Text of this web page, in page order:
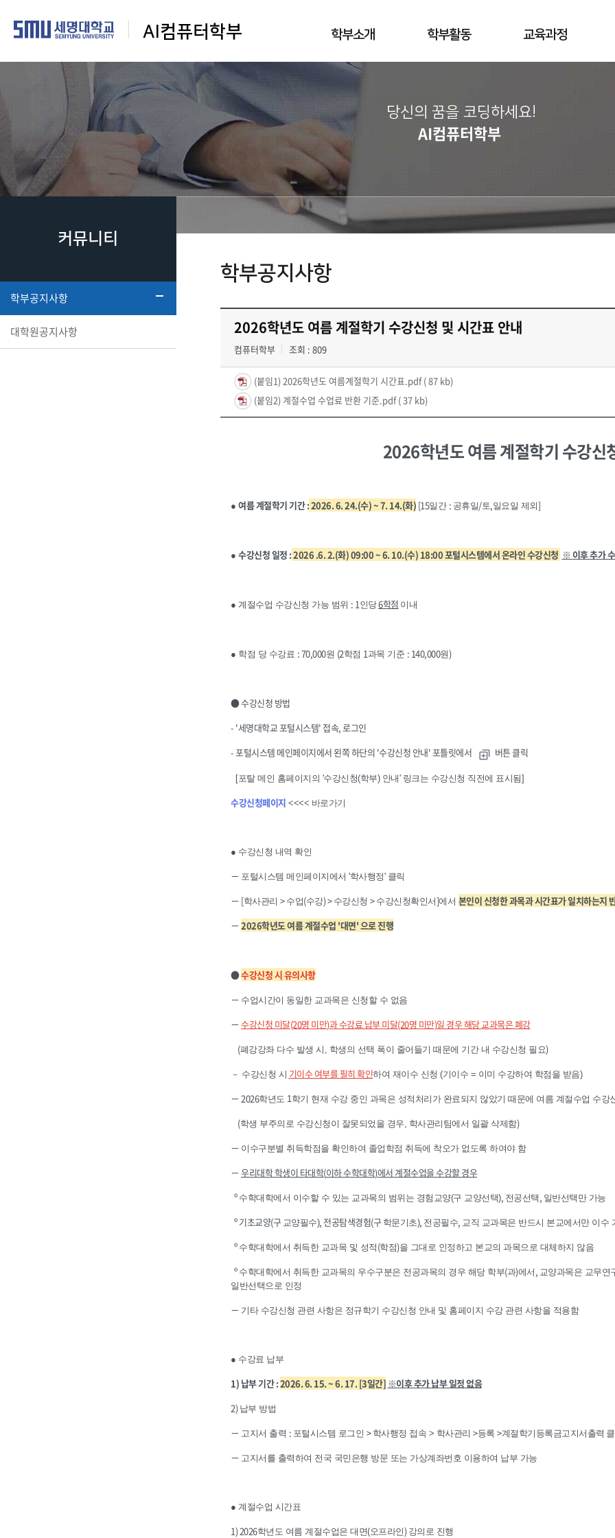
AI컴퓨터학부 학부소개 학부활동 교육과정
당신의 꿈을 코딩하세요!
AI컴퓨터학부
커뮤니티
학부공지사항
대학원공지사항
학부공지사항
2026학년도 여름 계절학기 수강신청 및 시간표 안내
컴퓨터학부 조회 : 809
(붙임1) 2026학년도 여름계절학기 시간표.pdf( 87 kb)
(붙임2) 계절수업 수업료 반환 기준.pdf( 37 kb)
2026학년도 여름 계절학기 수강신
● 여름 계절학기 기간:2026. 6. 24.(수) ~ 7. 14.(화) [15일간 : 공휴일/토,일요일 제외]
● 수강신청 일정 :2026 .6. 2.(화)09:00 ~ 6. 10.(수) 18:00포털시스템에서 온라인 수강신청 ※ 이후 추가
● 계절수업 수강신청 가능 범위 : 1인당6학점 이내
● 학점 당 수강료 : 70,000원 (2학점 1과목 기준 : 140,000원)
● 수강신청 방법
- '세명대학교 포털시스템' 접속, 로그인
- 포털시스템 메인페이지에서 왼쪽 하단의 '수강신청 안내' 포틀릿에서
버튼 클릭
[포탈 메인 홈페이지의 '수강신청(학부) 안내' 링크는 수강신청 직전에 표시됨]
수강신청페이지 <<<< 바로가기
● 수강신청 내역 확인
－ 포털시스템 메인페이지에서 '학사행정' 클릭
－ [학사관리 > 수업(수강) > 수강신청 > 수강신청확인서]에서 본인이 신청한 과목과 시간표가 일치하는지
－2026학년도 여름 계절수업 '대면' 으로 진행
●수강신청 시 유의사항
－ 수업시간이 동일한 교과목은 신청할 수 없음
－수강신청 미달(20명 미만)과 수강료 납부 미달(20명 미만)일 경우 해당 교과목은 폐강
(폐강강좌 다수 발생 시, 학생의 선택 폭이 줄어들기 때문에 기간 내 수강신청 필요)
－ 수강신청 시 기이수 여부를 필히 확인하여 재이수 신청 (기이수 = 이미 수강하여 학점을 받음)
－ 2026학년도 1학기 현재 수강 중인 과목은 성적처리가 완료되지 않았기 때문에 여름 계절수업 수강
(학생 부주의로 수강신청이 잘못되었을 경우, 학사관리팀에서 일괄 삭제함)
－ 이수구분별 취득학점을 확인하여 졸업학점 취득에 착오가 없도록 하여야 함
－우리대학 학생이 타대학(이하 수학대학)에서 계절수업을 수강할 경우
º 수학대학에서 이수할 수 있는 교과목의 범위는 경험교양(구 교양선택), 전공선택 , 일반선택만 가능
º 기초교양(구 교양필수), 전공탐색경험(구 학문기초), 전공필수, 교직 교과목은 반드시 본교에서만 이수
º 수학대학에서 취득한 교과목 및 성적 (학점)을 그대로 인정하고 본교의 과목으로 대체하지 않음
º 수학대학에서 취득한 교과목의 우수구분은 전공과목의 경우 해당 학부(과)에서 , 교양과목은 교무연
일반선택으로 인정
－ 기타 수강신청 관련 사항은 정규학기 수강신청 안내 및 홈페이지 수강 관련 사항을 적용함
● 수강료 납부
1) 납부 기간:2026. 6. 15. ~ 6. 17. [3일간] ※이후 추가 납부 일정 없음
2) 납부 방법
－ 고지서 출력 : 포털시스템 로그인 > 학사행정 접속 > 학사관리 >등록 >계절학기등록금고지서출력
－ 고지서를 출력하여 전국 국민은행 방문 또는 가상계좌번호 이용하여 납부 가능
● 계절수업 시간표
1) 2026학년도 여름 계절수업은 대면(오프라인) 강의로 진행